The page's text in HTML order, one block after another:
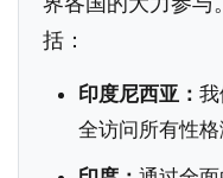
括：
印度尼西亚：
全访问所有性